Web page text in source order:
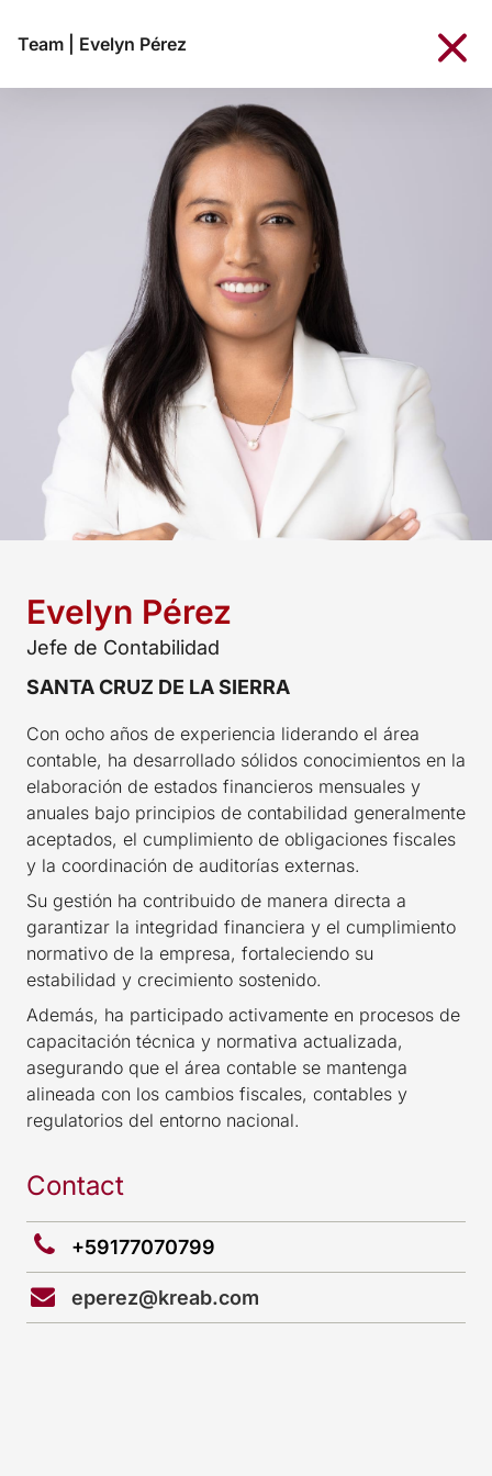
Team Evelyn Pérez
Evelyn Pérez
Jefe de Contabilidad
SANTA CRUZ DE LA SIERRA
Con ocho años de experiencia liderando el área
contable, ha desarrollado sólidos conocimientos en la
elaboración de estados financieros mensuales y
anuales bajo principios de contabilidad generalmente
aceptados, el cumplimiento de obligaciones fiscales
y la coordinación de auditorías externas.
Su gestión ha contribuido de manera directa a
garantizar la integridad financiera y el cumplimiento
normativo de la empresa, fortaleciendo su
estabilidad y crecimiento sostenido.
Además, ha participado activamente en procesos de
capacitación técnica y normativa actualizada,
asegurando que el área contable se mantenga
alineada con los cambios fiscales, contables y
regulatorios del entorno nacional.
Contact
+59177070799
eperez@kreab.com